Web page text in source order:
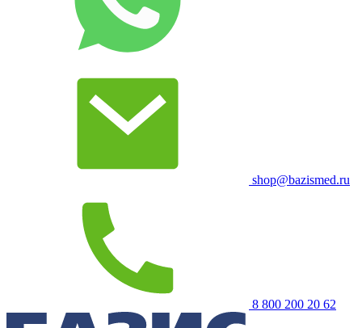
shop@bazismed.ru
8 800 200 20 62